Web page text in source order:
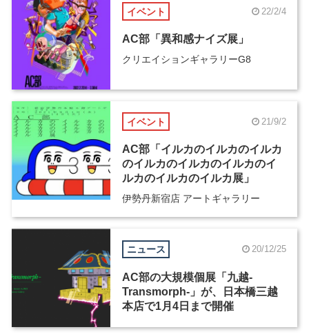
イベント 22/2/4
AC部「異和感ナイズ展」
クリエイションギャラリーG8
イベント 21/9/2
AC部「イルカのイルカのイルカ
のイルカのイルカのイルカのイ
ルカのイルカのイルカ展」
伊勢丹新宿店 アートギャラリー
ニュース 20/12/25
AC部の大規模個展「九越-
Transmorph-」が、日本橋三越
本店で1月4日まで開催